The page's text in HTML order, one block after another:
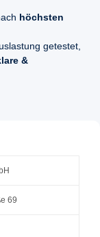
höchsten
getestet,
&
69